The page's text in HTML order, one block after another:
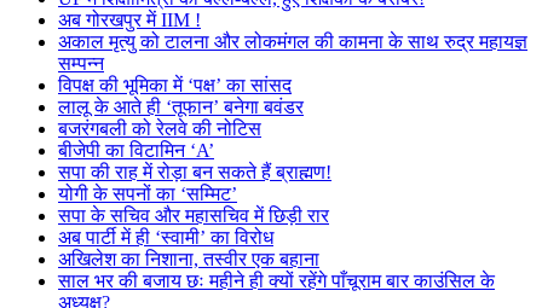
अब गोरखपुर में IIM !
अकाल मृत्यु को टालना और लोकमंगल की कामना के साथ रुद्र महायज्ञ
सम्पन्न
विपक्ष की भूमिका में ‘पक्ष’ का सांसद
लालू के आते ही ‘तूफान’ बनेगा बवंडर
बजरंगबली को रेलवे की नोटिस
बीजेपी का विटामिन ‘A’
सपा की राह में रोड़ा बन सकते हैं ब्राह्मण!
योगी के सपनों का ‘सम्मिट’
सपा के सचिव और महासचिव में छिड़ी रार
अब पार्टी में ही ‘स्वामी’ का विरोध
अखिलेश का निशाना, तस्वीर एक बहाना
साल भर की बजाय छः महीने ही क्यों रहेंगे पाँचूराम बार काउंसिल के
अध्यक्ष?